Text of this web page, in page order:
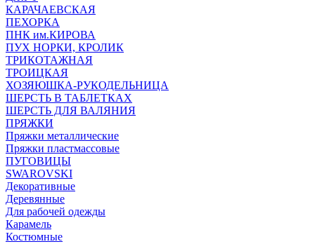
КАРАЧАЕВСКАЯ
ПЕХОРКА
ПНК им.КИРОВА
ПУХ НОРКИ, КРОЛИК
ТРИКОТАЖНАЯ
ТРОИЦКАЯ
ХОЗЯЮШКА-РУКОДЕЛЬНИЦА
ШЕРСТЬ В ТАБЛЕТКАХ
ШЕРСТЬ ДЛЯ ВАЛЯНИЯ
ПРЯЖКИ
Пряжки металлические
Пряжки пластмассовые
ПУГОВИЦЫ
SWAROVSKI
Декоративные
Деревянные
Для рабочей одежды
Карамель
Костюмные